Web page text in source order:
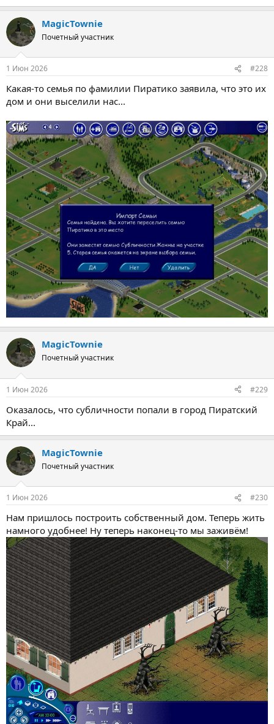
MagicTownie
Почетный участник
1 Июн 2026 #228
Какая-то семья по фамилии Пиратико заявила, что это их
дом и они выселили нас...
MagicTownie
Почетный участник
1 Июн 2026 #229
Оказалось, что субличности попали в город Пиратский
Край...
MagicTownie
Почетный участник
1 Июн 2026 #230
Нам пришлось построить собственный дом. Теперь жить
намного удобнее! Ну теперь наконец-то мы заживём!